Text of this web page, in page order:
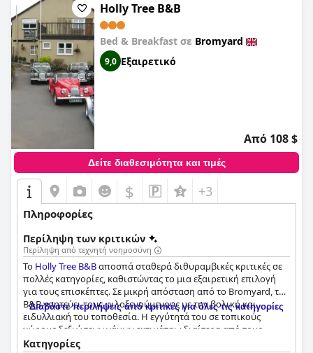
Holly Tree B&B
Bed & Breakfast σε Bromyard
9,0 Εξαιρετικό
Από 108 $
Δείτε διαθεσιμότητα και τιμές
$ +3
Πληροφορίες
Περίληψη των κριτικών
Περίληψη από τεχνητή νοημοσύνη
Το Holly Tree B&Bαποσπά σταθερά διθυραμβικές κριτικές σε
πολλές κατηγορίες, καθιστώντας το μια εξαιρετική επιλογή
για τους επισκέπτες. Σε μικρή απόσταση από το Bromyard, το
B&B γοητεύει τους φιλοξενούμενους με την βολική και
ειδυλλιακή του τοποθεσία. Η εγγύτητά του σε τοπικούς
χώρους δεξιώσεων γάμων εκτιμάται ιδιαίτερα από τους
παρευρισκόμενους, ενώ η μικρή απόσταση με τα πόδια από
Διαβάστε περιλήψεις από κριτικές για όλες τις κατηγορίες
Κατηγορίες